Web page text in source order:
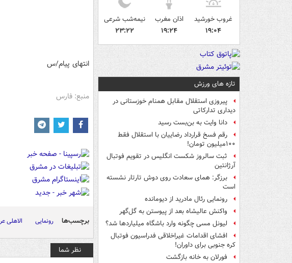
غروب خورشید
۱۹:۰۴
اذان مغرب
۱۹:۲۴
نیمه‌شب شرعی
۲۳:۲۲
تازه های ورزش
پیروزی استقلال مقابل همنام خوزستانی در
دیداری تدارکاتی
دانا وایت به بن‌بست رسید
رقم فسخ قرارداد رضاییان با استقلال فقط
۱۰۰میلیون تومان!
ثبت سالروز شکست انگلیس در تقویم فوتبال
آرژانتین
برزگر: همای سعادت روی دوش تارتار نشسته
است
رونمایی رئال مادرید از دیومانده
واکنش عالیشاه بعد از پیوستن به گل‌گهر
لیونل مسی چگونه وارد باشگاه میلیاردها شد؟
افشای اقدامات غیراخلاقی فدراسیون فوتبال
کره جنوبی برای داوران!
فورلان به خانه بازگشت
انتهای پیام/س
منبع: فارس
برچسب‌ها رونمایی الاهلی
نظر شما